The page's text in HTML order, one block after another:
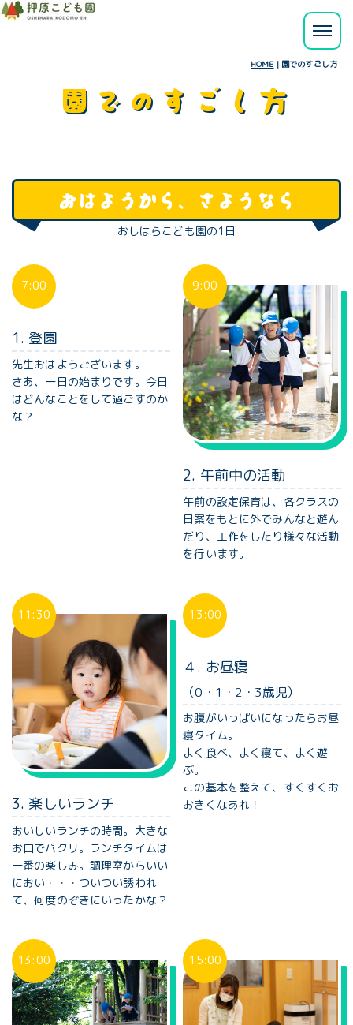
HOME | 園でのすごし方
園でのすごし方
おはようから、さようなら
おしはらこども園の1日
7:00
1. 登園
先生おはようございます。
さあ、一日の始まりです。今日
はどんなことをして過ごすのか
な？
9:00
2. 午前中の活動
午前の設定保育は、各クラスの
日案をもとに外でみんなと遊ん
だり、工作をしたり様々な活動
を行います。
11:30
3. 楽しいランチ
おいしいランチの時間。大きな
お口でパクリ。ランチタイムは
一番の楽しみ。調理室からいい
におい・・・ついつい誘われ
て、何度のぞきにいったかな？
13:00
４. お昼寝
（0・1・2・3歳児）
お腹がいっぱいになったらお昼
寝タイム。
よく食べ、よく寝て、よく遊
ぶ。
この基本を整えて、すくすくお
おきくなあれ！
13:00 15:00